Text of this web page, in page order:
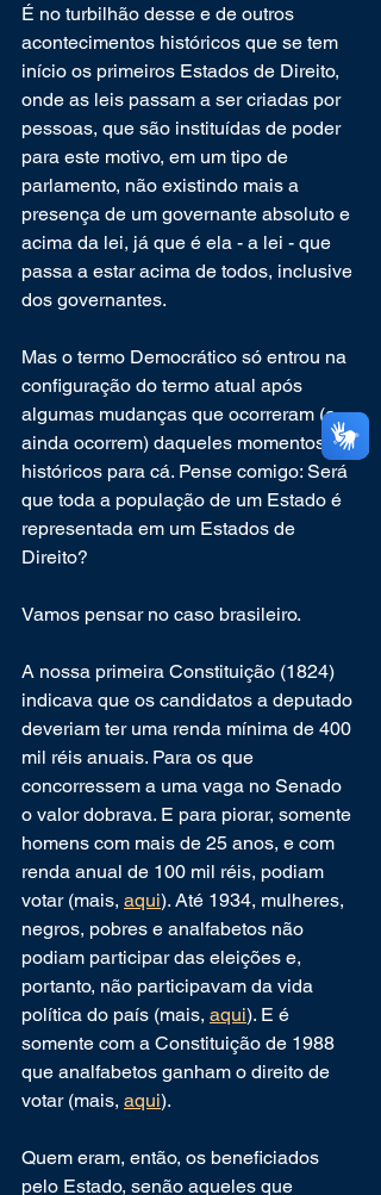
É no turbilhão desse e de outros
acontecimentos históricos que se tem
início os primeiros Estados de Direito,
onde as leis passam a ser criadas por
pessoas, que são instituídas de poder
para este motivo, em um tipo de
parlamento, não existindo mais a
presença de um governante absoluto e
acima da lei, já que é ela - a lei - que
passa a estar acima de todos, inclusive
dos governantes.
Mas o termo Democrático só entrou na
configuração do termo atual após
algumas mudanças que ocorreram (e
ainda ocorrem) daqueles momentos
históricos para cá. Pense comigo: Será
que toda a população de um Estado é
representada em um Estados de
Direito?
Vamos pensar no caso brasileiro.
A nossa primeira Constituição (1824)
indicava que os candidatos a deputado
deveriam ter uma renda mínima de 400
mil réis anuais. Para os que
concorressem a uma vaga no Senado
o valor dobrava. E para piorar, somente
homens com mais de 25 anos, e com
renda anual de 100 mil réis, podiam
votar (mais, aqui). Até 1934, mulheres,
negros, pobres e analfabetos não
podiam participar das eleições e,
portanto, não participavam da vida
política do país (mais, aqui). E é
somente com a Constituição de 1988
que analfabetos ganham o direito de
votar (mais, aqui).
Quem eram, então, os beneficiados
pelo Estado, senão aqueles que